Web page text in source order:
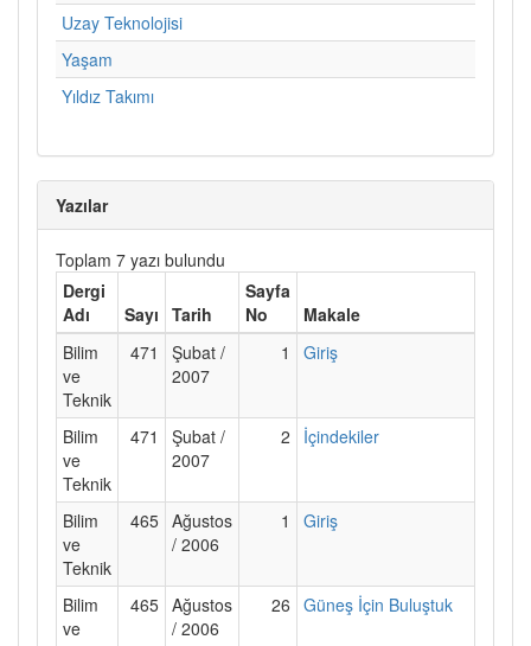
Uzay Teknolojisi
Yaşam
Yıldız Takımı
Yazılar
Toplam 7 yazı bulundu
Dergi
Adı
Sayı Tarih
Sayfa
No
Makale
Bilim
ve
Teknik
471
Şubat /
2007
1 Giriş
Bilim
ve
Teknik
471
Şubat /
2007
2 İçindekiler
Bilim
ve
Teknik
465 Ağustos
/ 2006
1 Giriş
Bilim
ve
465 Ağustos
/ 2006
26 Güneş İçin Buluştuk